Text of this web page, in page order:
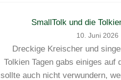
SmallTolk und die
10. Juni 2026
Dreckige Kreischer und
Tolkien Tagen gabs einiges auf
sollte auch nicht verwundern,